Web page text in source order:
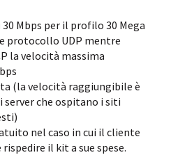
Mbps per il profilo 30 Mega
protocollo UDP mentre
la velocità massima
(la velocità raggiungibile è
server che ospitano i siti
nel caso in cui il cliente
il kit a sue spese.